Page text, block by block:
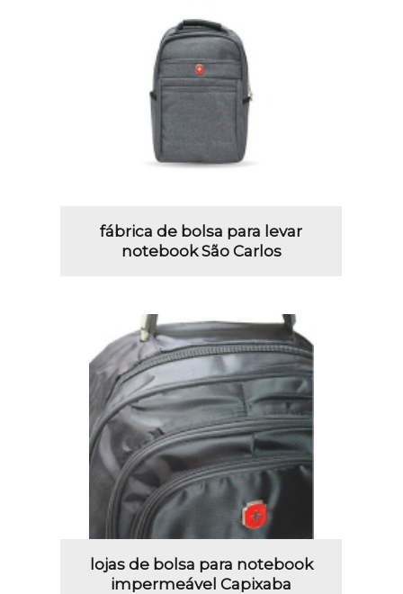
fábrica de bolsa para levar
notebook São Carlos
lojas de bolsa para notebook
impermeável Capixaba